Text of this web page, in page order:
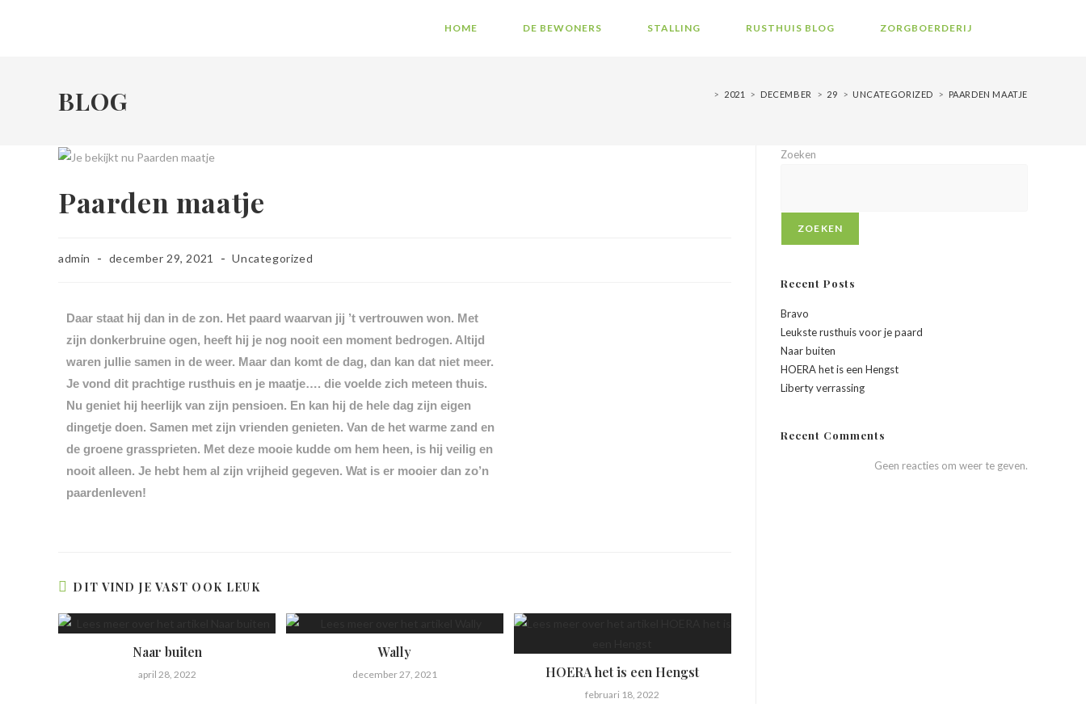
HOME DE BEWONERS STALLING RUSTHUIS BLOG ZORGBOERDERIJ
BLOG > 2021 > DECEMBER > 29 > UNCATEGORIZED > PAARDEN MAATJE
Paarden maatje
admin december 29, 2021 Uncategorized
Daar staat hij dan in de zon. Het paard waarvan jij ’t vertrouwen won. Met
zijn donkerbruine ogen, heeft hij je nog nooit een moment bedrogen. Altijd
waren jullie samen in de weer. Maar dan komt de dag, dan kan dat niet meer.
Je vond dit prachtige rusthuis en je maatje…. die voelde zich meteen thuis.
Nu geniet hij heerlijk van zijn pensioen. En kan hij de hele dag zijn eigen
dingetje doen. Samen met zijn vrienden genieten. Van de het warme zand en
de groene grassprieten. Met deze mooie kudde om hem heen, is hij veilig en
nooit alleen. Je hebt hem al zijn vrijheid gegeven. Wat is er mooier dan zo’n
paardenleven!
DIT VIND JE VAST OOK LEUK
Naar buiten
april 28, 2022
Wally
december 27, 2021 HOERA het is een Hengst
februari 18, 2022
Zoeken
ZOEKEN
Recent Posts
Bravo
Leukste rusthuis voor je paard
Naar buiten
HOERA het is een Hengst
Liberty verrassing
Recent Comments
Geen reacties om weer te geven.